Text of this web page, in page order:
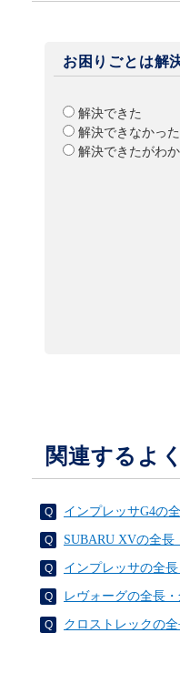
お困りごとは解
解決できた
解決できなかった
解決できたがわ
関連するよ
インプレッサG4の
SUBARU XVの全
インプレッサの全
レヴォーグの全長
クロストレックの